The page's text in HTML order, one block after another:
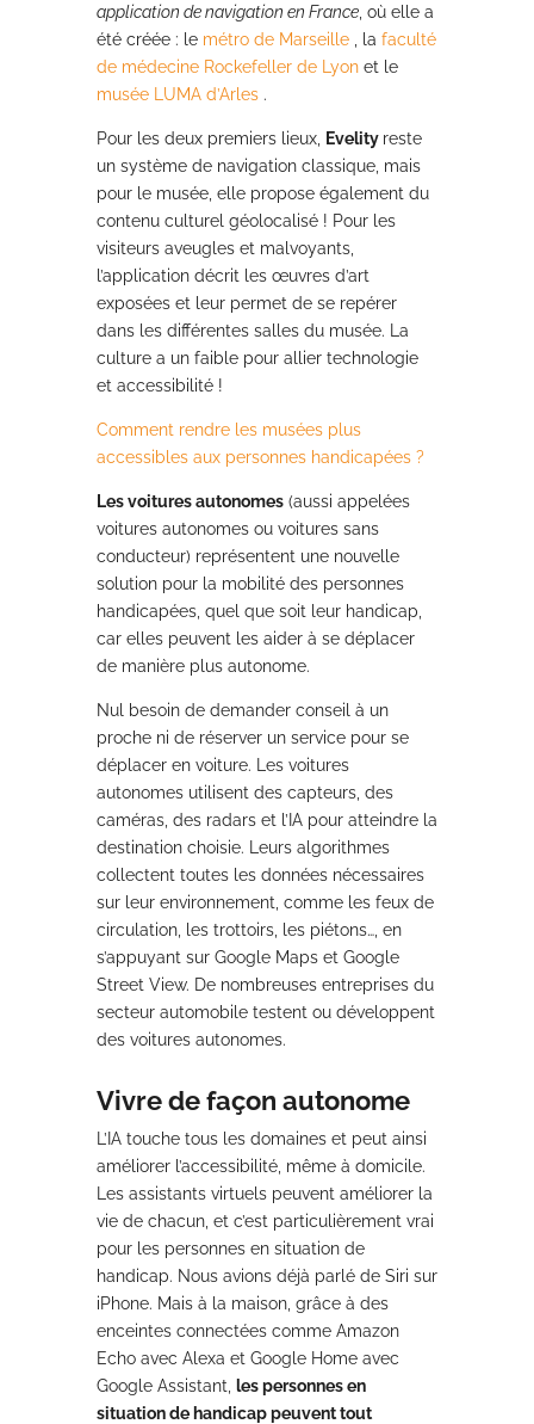
application de navigation en France, où elle a
été créée : le métro de Marseille, la faculté
de médecine Rockefeller de Lyonet le
musée LUMA d’Arles.
Pour les deux premiers lieux, Evelity reste
un système de navigation classique, mais
pour le musée, elle propose également du
contenu culturel géolocalisé ! Pour les
visiteurs aveugles et malvoyants,
l’application décrit les œuvres d’art
exposées et leur permet de se repérer
dans les différentes salles du musée. La
culture a un faible pour allier technologie
et accessibilité !
Comment rendre les musées plus
accessibles aux personnes handicapées ?
Les voitures autonomes(aussi appelées
voitures autonomes ou voitures sans
conducteur) représentent une nouvelle
solution pour la mobilité des personnes
handicapées, quel que soit leur handicap,
car elles peuvent les aider à se déplacer
de manière plus autonome.
Nul besoin de demander conseil à un
proche ni de réserver un service pour se
déplacer en voiture. Les voitures
autonomes utilisent des capteurs, des
caméras, des radars et l’IA pour atteindre la
destination choisie. Leurs algorithmes
collectent toutes les données nécessaires
sur leur environnement, comme les feux de
circulation, les trottoirs, les piétons…, en
s’appuyant sur Google Maps et Google
Street View. De nombreuses entreprises du
secteur automobile testent ou développent
des voitures autonomes.
Vivre de façon autonome
L’IA touche tous les domaines et peut ainsi
améliorer l’accessibilité, même à domicile.
Les assistants virtuels peuvent améliorer la
vie de chacun, et c’est particulièrement vrai
pour les personnes en situation de
handicap. Nous avions déjà parlé de Siri sur
iPhone. Mais à la maison, grâce à des
enceintes connectées comme Amazon
Echo avec Alexa et Google Home avec
Google Assistant, les personnes en
situation de handicap peuvent tout